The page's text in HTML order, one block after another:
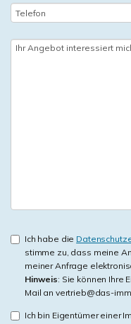
Ich habe die
stimme zu, dass meine
meiner Anfrage
Hinweis: Sie können Ihre
Mail an vertrieb@das-
Ich bin Eigentümer einer